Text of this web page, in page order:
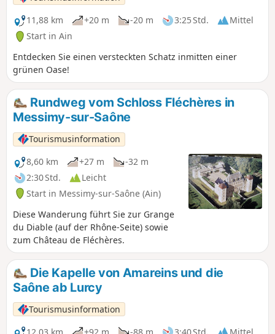
11,88 km
+20 m -20 m 3:25 Std.
Mittel
Start in Ain
Entdecken Sie einen versteckten Schatz inmitten einer
grünen Oase!
Rundweg vom Schloss Fléchères in
Messimy-sur-Saône
Tourismusinformation
8,60 km
+27 m
-32 m
2:30 Std.
Leicht
Start in Messimy-sur-Saône (Ain)
Diese Wanderung führt Sie zur Grange
du Diable (auf der Rhône-Seite) sowie
zum Château de Fléchères.
Die Kapelle von Amareins und die
Saône ab Lurcy
Tourismusinformation